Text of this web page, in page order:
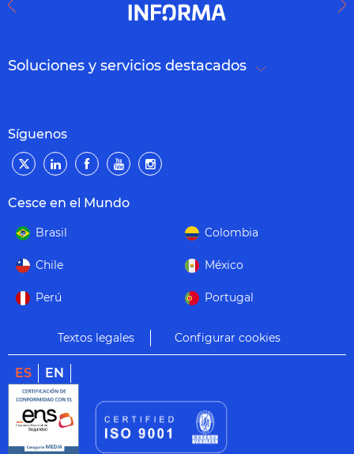
Soluciones y servicios destacados
Síguenos
Cesce en el Mundo
Brasil Colombia
Chile México
Perú Portugal
Textos legales Configurar cookies
ES EN